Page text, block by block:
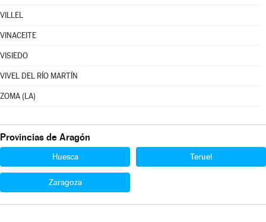
VILLEL
VINACEITE
VISIEDO
VIVEL DEL RÍO MARTÍN
ZOMA (LA)
Provincias de Aragón
Huesca Teruel
Zaragoza